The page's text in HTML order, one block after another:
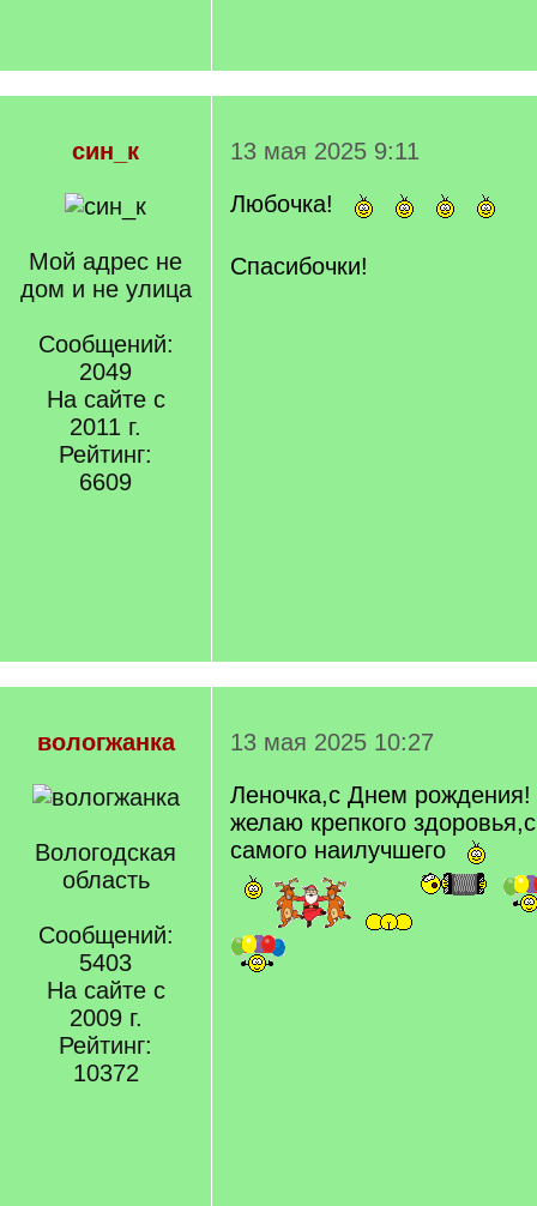
син_к
Мой адрес не
дом и не улица
Сообщений:
2049
На сайте с
2011 г.
Рейтинг:
6609
13 мая 2025 9:11
Любочка!
Спасибочки!
вологжанка
Вологодская
область
Сообщений:
5403
На сайте с
2009 г.
Рейтинг:
10372
13 мая 2025 10:27
Леночка,с Днем рождения!
желаю крепкого
самого наилучшего